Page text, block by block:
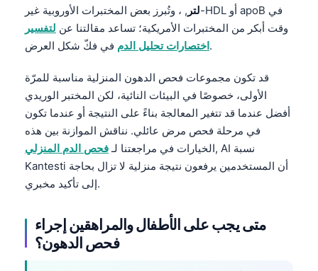
لتر , ، وتُبرز بعض المختبرات الأوروبية غير-HDL أو apoB في
وقت أبكر من المختبرات الأمريكية؛ تساعد مقالتنا عن لتفسير
اختصارات تحليل الدمفي فكّ شكل العرض.
قد تكون مجموعات فحص الدهون المنزلية مناسبة للمرّة
الأولى، خصوصًا في البيئات النائية، لكن المختبر الوريدي
أفضل عندما قد تتغير المعالجة بناءً على النتيجة أو عندما تكون
في مرحلة فحص مرض عائلي. نناقش الموازنة بين هذه
الخيارات في مراجعتنا لـ فحص الدم المنزلي
, AI نسبة
Kantesti أن المستخدمين يرفعون نتيجة منزلية لا تزال بحاجة
إلى تأكيد مخبري.
متى يجب على الأطفال والمراهقين إجراء
فحص الدهون؟